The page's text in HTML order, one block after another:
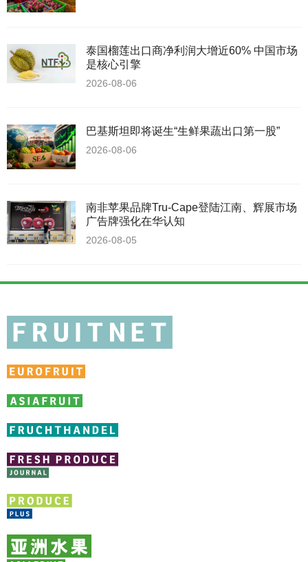
泰国榴莲出口商净利润大增近60% 中国市场
是核心引擎
2026-08-06
巴基斯坦即将诞生“生鲜果蔬出口第一股”
2026-08-06
南非苹果品牌Tru-Cape登陆江南、辉展市场
广告牌强化在华认知
2026-08-05